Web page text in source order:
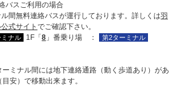
バスご利用の場合
間無料連絡バスが運行しております。詳しくは羽
式サイト でご確認下さい。
ナル 1F「 8 」番乗り場 ： 第2ターミナル
ミナル間には地下連絡通路（動く歩道あり）があ
安）で移動出来ます。